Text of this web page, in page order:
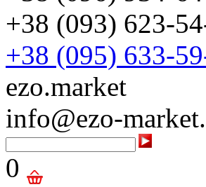
+38 (093) 623-
+38 (095) 633-
ezo.market
info@ezo-
0